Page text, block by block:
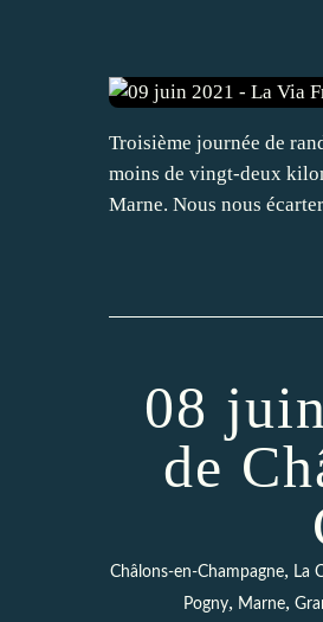
Troisième journée de
moins de vingt-deux
Marne. Nous nous
08
de
Châlons-en-Champagne, La
Pogny, Marne,